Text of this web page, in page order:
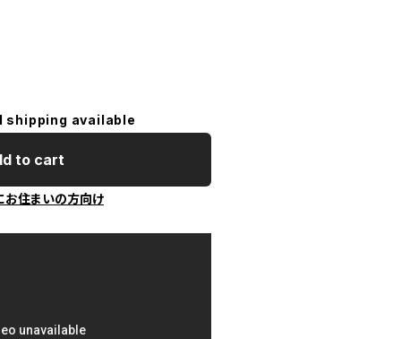
shipping available
to cart
お住まいの方向け